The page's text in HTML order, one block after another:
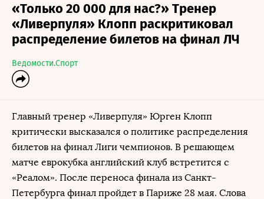
«Только 20 000 для нас?» Тренер
«Ливерпуля» Клопп раскритиковал
распределение билетов на финал ЛЧ
Ведомости.Спорт
Главный тренер «Ливерпуля» Юрген Клопп
критически высказался о политике распределения
билетов на финал Лиги чемпионов. В решающем
матче еврокубка английский клуб встретится с
«Реалом». После переноса финала из Санкт-
Петербурга финал пройдет в Париже 28 мая. Слова